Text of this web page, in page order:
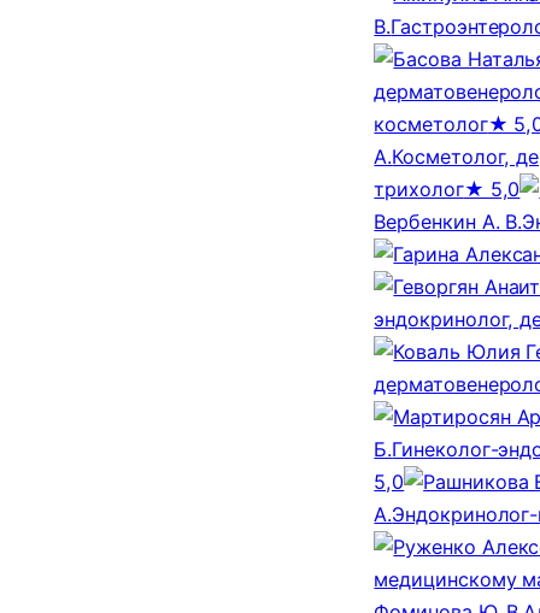
В.
косметолог★
А.Косметолог,
трихолог★ 5,0
Вербенкин А. В.
эндокринолог,
Б.Гинеколог-
5,0
А.
медицинскому